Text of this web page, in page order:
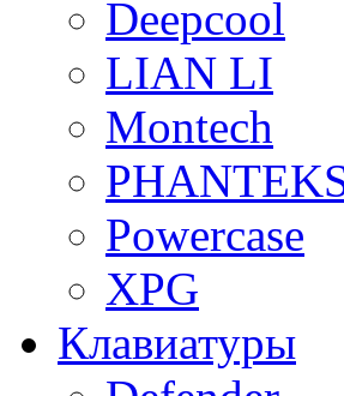
Deepcool
LIAN LI
Montech
Powercase
XPG
Клавиатуры